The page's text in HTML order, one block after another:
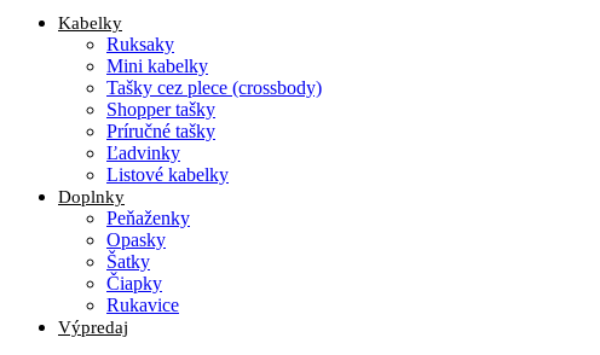
Kabelky
Ruksaky
Mini kabelky
Tašky cez plece (crossbody)
Shopper tašky
Príručné tašky
Ľadvinky
Listové kabelky
Doplnky
Peňaženky
Opasky
Šatky
Čiapky
Rukavice
Výpredaj